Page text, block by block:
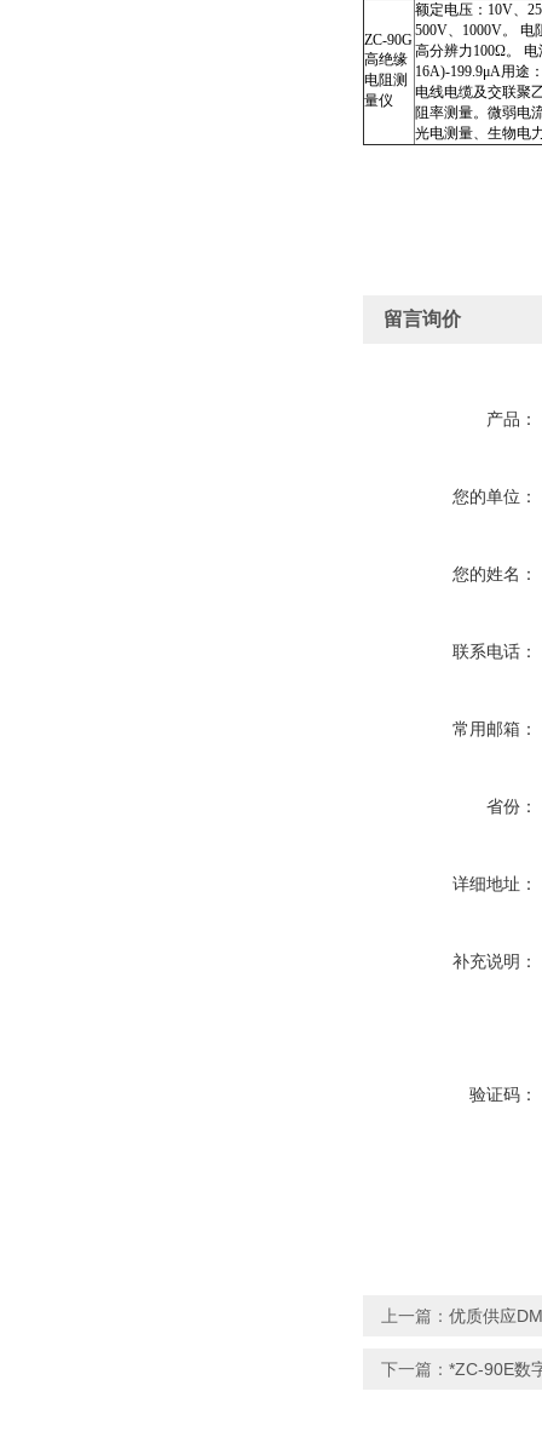
ZC-90G
高绝缘
电阻测
量仪
额定电压：10V、
500V、1000V。
高分辨力100Ω。
16A)-199.9μA用途
电线电缆及交联聚
阻率测量。微弱电
光电测量、生物电
留言询价
产品：
您的单位：
您的姓名：
联系电话：
常用邮箱：
省份：
详细地址：
补充说明：
验证码：
上一篇： 优质供应
下一篇： *ZC-90E数